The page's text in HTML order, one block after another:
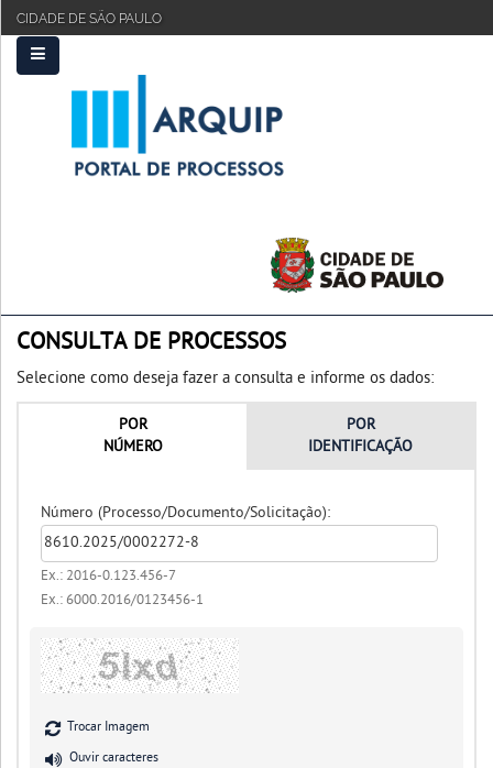
CIDADE DE SÃO PAULO
CONSULTA DE PROCESSOS
Selecione como deseja fazer a consulta e informe os dados:
POR
NÚMERO
POR
IDENTIFICAÇÃO
Número (Processo/Documento/Solicitação):
Ex.: 2016-0.123.456-7
Ex.: 6000.2016/0123456-1
Trocar Imagem
Ouvir caracteres
PRINCIPAL
FAQ